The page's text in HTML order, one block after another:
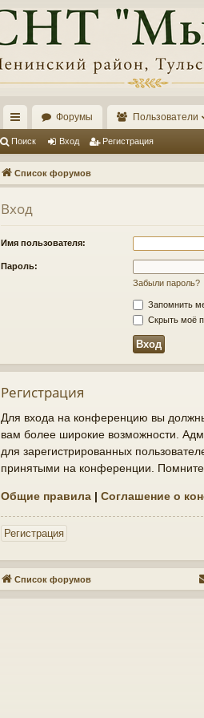
с
ы
лк
и
Форумы Пользователи
Поиск Вход Регистрация
Список форумов
Вход
Имя пользователя:
Пароль:
Забыли пароль?
Запомнить
Скрыть моё
Регистрация
Для входа на конференцию вы должны
вам более широкие возможности.
для зарегистрированных
принятыми на конференции.
Общие правила | Соглашение о
Регистрация
Список форумов